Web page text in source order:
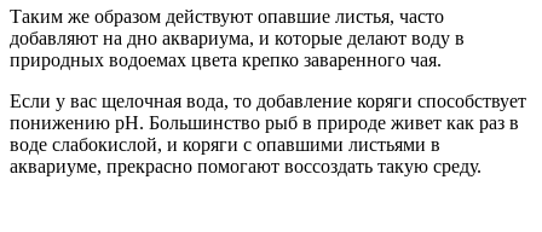
Таким же образом действуют опавшие листья, часто
добавляют на дно аквариума, и которые делают воду в
природных водоемах цвета крепко заваренного чая.
Если у вас щелочная вода, то добавление коряги способствует
понижению рН. Большинство рыб в природе живет как раз в
воде слабокислой, и коряги с опавшими листьями в
аквариуме, прекрасно помогают воссоздать такую среду.